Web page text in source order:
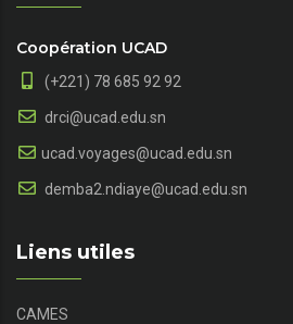
Coopération UCAD
(+221) 78 685 92 92
drci@ucad.edu.sn
ucad.voyages@ucad.edu.sn
demba2.ndiaye@ucad.edu.sn
Liens utiles
CAMES